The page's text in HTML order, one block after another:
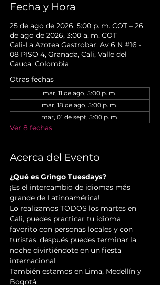
Fecha y Hora
25 de ago de 2026, 5:00 p. m. COT – 26
de ago de 2026, 3:00 a. m. COT
Cali-La Azotea Gastrobar, Av 6 N #16 -
08 PISO 4, Granada, Cali, Valle del
Cauca, Colombia
Otras fechas
mar, 11 de ago, 5:00 p. m.
mar, 18 de ago, 5:00 p. m.
mar, 01 de sept, 5:00 p. m.
Ver 8 fechas
Acerca del Evento
¿Qué es Gringo Tuesdays?
¡Es el intercambio de idiomas más
grande de Latinoamérica!
Lo realizamos TODOS los martes en
Cali, puedes practicar tu idioma
favorito con personas locales y con
turistas, después puedes terminar la
noche divirtiéndote en un fiesta
internacional
También estamos en Lima, Medellín y
Bogotá.